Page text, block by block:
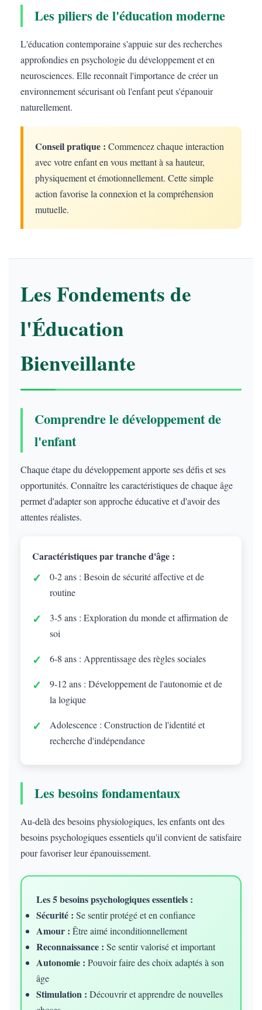
Les piliers de l'éducation moderne
L'éducation contemporaine s'appuie sur des recherches
approfondies en psychologie du développement et en
neurosciences. Elle reconnaît l'importance de créer un
environnement sécurisant où l'enfant peut s'épanouir
naturellement.
Conseil pratique : Commencez chaque interaction
avec votre enfant en vous mettant à sa hauteur,
physiquement et émotionnellement. Cette simple
action favorise la connexion et la compréhension
mutuelle.
Les Fondements de
l'Éducation
Bienveillante
Comprendre le développement de
l'enfant
Chaque étape du développement apporte ses défis et ses
opportunités. Connaître les caractéristiques de chaque âge
permet d'adapter son approche éducative et d'avoir des
attentes réalistes.
Caractéristiques par tranche d'âge :
0-2 ans : Besoin de sécurité affective et de
routine
3-5 ans : Exploration du monde et affirmation de
soi
6-8 ans : Apprentissage des règles sociales
9-12 ans : Développement de l'autonomie et de
la logique
Adolescence : Construction de l'identité et
recherche d'indépendance
Les besoins fondamentaux
Au-delà des besoins physiologiques, les enfants ont des
besoins psychologiques essentiels qu'il convient de satisfaire
pour favoriser leur épanouissement.
Les 5 besoins psychologiques essentiels :
Sécurité : Se sentir protégé et en confiance
Amour : Être aimé inconditionnellement
Reconnaissance : Se sentir valorisé et important
Autonomie : Pouvoir faire des choix adaptés à son
âge
Stimulation : Découvrir et apprendre de nouvelles